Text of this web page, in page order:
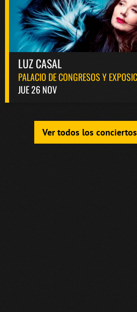
LUZ CASAL
PALACIO DE CONGRESOS Y
JUE 26 NOV
Ver todos los